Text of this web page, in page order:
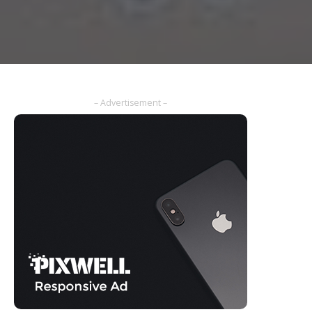
– Advertisement –